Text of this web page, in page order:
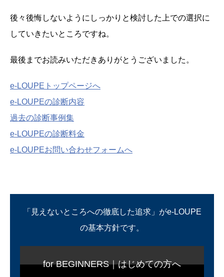
後々後悔しないようにしっかりと検討した上での選択に
していきたいところですね。
最後までお読みいただきありがとうございました。
e-LOUPEトップページへ
e-LOUPEの診断内容
過去の診断事例集
e-LOUPEの診断料金
e-LOUPEお問い合わせフォームへ
「見えないところへの徹底した追求」がe-LOUPE
の基本方針です。
for BEGINNERS｜はじめての方へ